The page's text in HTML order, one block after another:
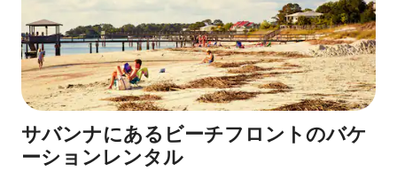
サバンナにあるビーチフロントのバケ
ーションレンタル